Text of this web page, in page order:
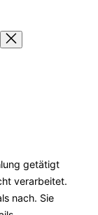
getätigt
verarbeitet.
nach. Sie